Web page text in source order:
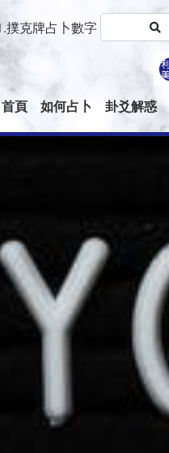
撲克牌占卜數字
首頁 如何占卜 卦爻解惑